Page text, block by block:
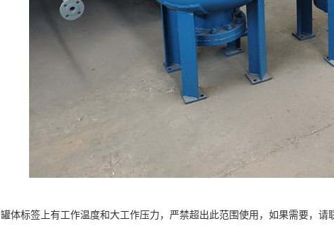
罐体标签上有工作温度和大工作压力，严禁超出此范围使用，如果需要，